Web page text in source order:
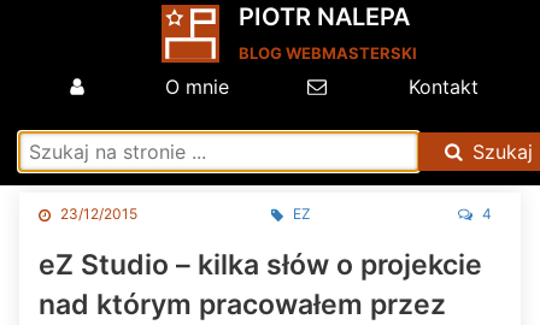
eZ Studio – kilka słów o projekcie
nad którym pracowałem przez
23/12/2015 EZ 4
PIOTR NALEPA
BLOG WEBMASTERSKI
O mnie Kontakt
Szukaj